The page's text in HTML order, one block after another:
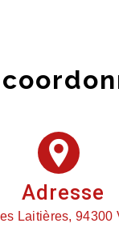
Adresse
Laitières, 94300